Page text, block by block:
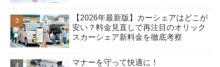
【2026年最新版】カーシェアはどこが
安い？料金見直しで再注目のオリック
スカーシェア新料金を徹底考察
マナーを守って快適に！